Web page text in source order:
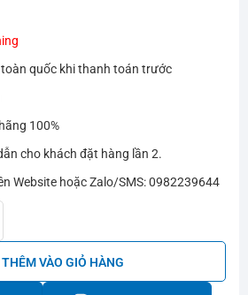
toàn quốc khi thanh toán trước
100%
cho khách đặt hàng lần 2.
Website hoặc Zalo/SMS: 0982239644
THÊM VÀO GIỎ HÀNG